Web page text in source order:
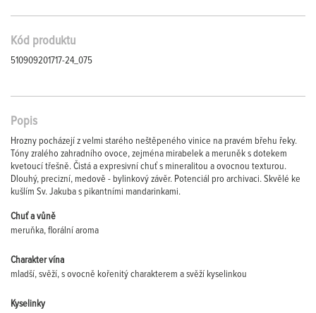
Kód produktu
510909201717-24_075
Popis
Hrozny pocházejí z velmi starého neštěpeného vinice na pravém břehu řeky.
Tóny zralého zahradního ovoce, zejména mirabelek a meruněk s dotekem
kvetoucí třešně. Čistá a expresivní chuť s mineralitou a ovocnou texturou.
Dlouhý, precizní, medově - bylinkový závěr. Potenciál pro archivaci. Skvělé ke
kušlím Sv. Jakuba s pikantními mandarinkami.
Chuť a vůně
meruňka, florální aroma
Charakter vína
mladší, svěží, s ovocně kořenitý charakterem a svěží kyselinkou
Kyselinky